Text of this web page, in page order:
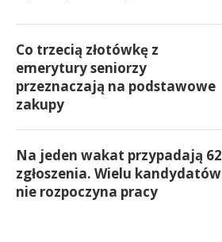
Co trzecią złotówkę z
emerytury seniorzy
przeznaczają na podstawowe
zakupy
Na jeden wakat przypadają 62
zgłoszenia. Wielu kandydatów
nie rozpoczyna pracy